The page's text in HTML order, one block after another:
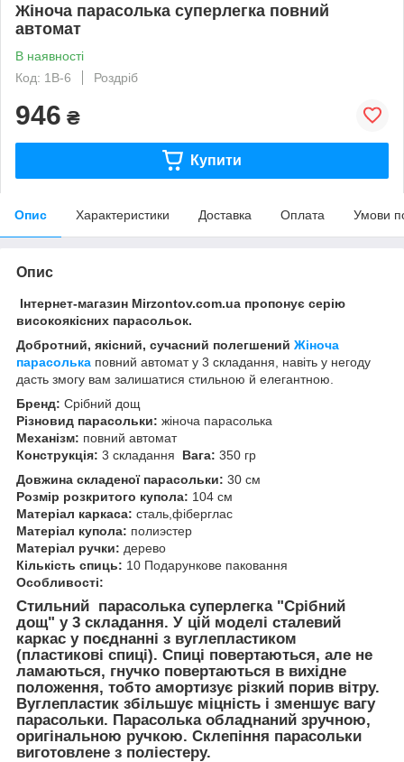
Жіноча парасолька суперлегка повний
автомат
В наявності
Код: 1B-6
Роздріб
946 ₴
Купити
Опис Характеристики Доставка Оплата Умови
Опис
Інтернет-магазин Mirzontov.com.ua пропонує серію
високоякісних парасольок.
Добротний, якісний, сучасний полегшений Жіноча
парасолька повний автомат у 3 складання, навіть у негоду
дасть змогу вам залишатися стильною й елегантною.
Бренд: Срібний дощ
Різновид парасольки: жіноча парасолька
Механізм: повний автомат
Конструкція: 3 складання Вага: 350 гр
Довжина складеної парасольки: 30 см
Розмір розкритого купола: 104 см
Матеріал каркаса: сталь,фіберглас
Матеріал купола: полиэстер
Матеріал ручки: дерево
Кількість спиць: 10 Подарункове паковання
Особливості:
Стильний парасолька суперлегка "Срібний
дощ" у 3 складання. У цій моделі сталевий
каркас у поєднанні з вуглепластиком
(пластикові спиці). Спиці повертаються, але не
ламаються, гнучко повертаються в вихідне
положення, тобто амортизує різкий порив вітру.
Вуглепластик збільшує міцність і зменшує вагу
парасольки. Парасолька обладнаний зручною,
оригінальною ручкою. Склепіння парасольки
виготовлене з поліестеру.